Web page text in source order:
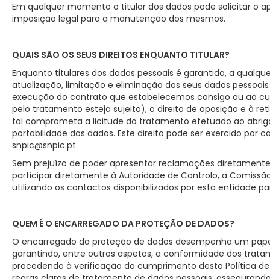
Em qualquer momento o titular dos dados pode solicitar o
imposição legal para a manutenção dos mesmos.
QUAIS SÃO OS SEUS DIREITOS ENQUANTO TITULAR?
Enquanto titulares dos dados pessoais é garantido, a
atualização, limitação e eliminação dos seus dados
execução do contrato que estabelecemos consigo ou ao
pelo tratamento esteja sujeito), o direito de oposição e à
tal comprometa a licitude do tratamento efetuado ao
portabilidade dos dados. Este direito pode ser exercido por
snpic@snpic.pt.
Sem prejuízo de poder apresentar reclamações
participar diretamente à Autoridade de Controlo, a
utilizando os contactos disponibilizados por esta entidade
QUEM É O ENCARREGADO DA PROTEÇÃO DE DADOS?
O encarregado da proteção de dados desempenha um
garantindo, entre outros aspetos, a conformidade dos
procedendo à verificação do cumprimento desta Política